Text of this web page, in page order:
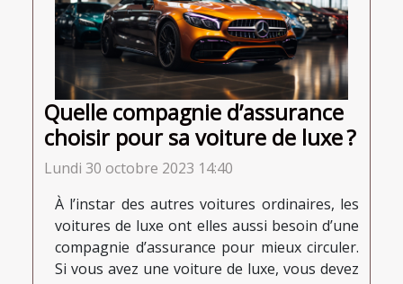
Quelle compagnie d’assurance
choisir pour sa voiture de luxe ?
Lundi 30 octobre 2023 14:40
À l’instar des autres voitures ordinaires, les
voitures de luxe ont elles aussi besoin d’une
compagnie d’assurance pour mieux circuler.
Si vous avez une voiture de luxe, vous devez